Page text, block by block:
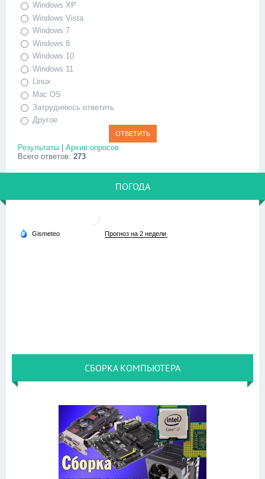
Windows XP
Windows Vista
Windows 7
Windows 8
Windows 10
Windows 11
Linux
Mac OS
Затрудняюсь ответить
Другое
Результаты | Архив опросов
Всего ответов: 273
ПОГОДА
СБОРКА КОМПЬЮТЕРА